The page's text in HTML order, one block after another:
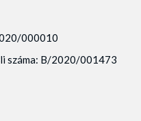
000010
száma: B/2020/001473